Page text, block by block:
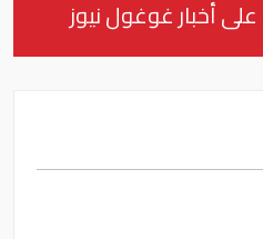
على أخبار غوغول نيوز